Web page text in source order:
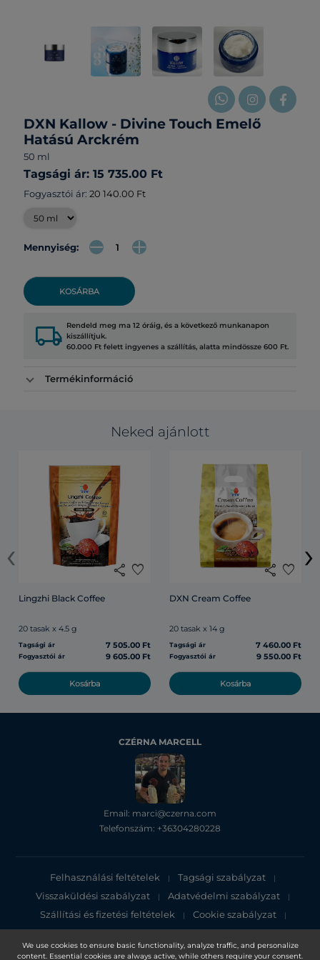
We use cookies to ensure basic functionality, analyze traffic, and personalize
content. Essential cookies are always active, while others require your consent.
DXN Kallow - Divine Touch Emelő
Hatású Arckrém
50 ml
Tagsági ár: 15 735.00 Ft
Fogyasztói ár: 20 140.00 Ft
Mennyiség:
KOSÁRBA
local_shipping Rendeld meg ma 12 óráig, és a következő munkanapon
kiszállítjuk.
60.000 Ft felett ingyenes a szállítás, alatta mindössze 600 Ft.
Termékinformáció
Neked ajánlott
share favorite
Lingzhi Black Coffee
20 tasak x 4.5 g
Tagsági ár 7 505.00 Ft
Fogyasztói ár 9 605.00 Ft
Kosárba
share favorite
DXN Cream Coffee
20 tasak x 14 g
Tagsági ár 7 460.00 Ft
Fogyasztói ár 9 550.00 Ft
Kosárba
‹ ›
CZÉRNA MARCELL
Email: marci@czerna.com
Telefonszám: +36304280228
Felhasználási feltételek | Tagsági szabályzat |
Visszaküldési szabályzat | Adatvédelmi szabályzat |
Szállítási és fizetési feltételek | Cookie szabályzat |
Adatvédelmi tájékoztató